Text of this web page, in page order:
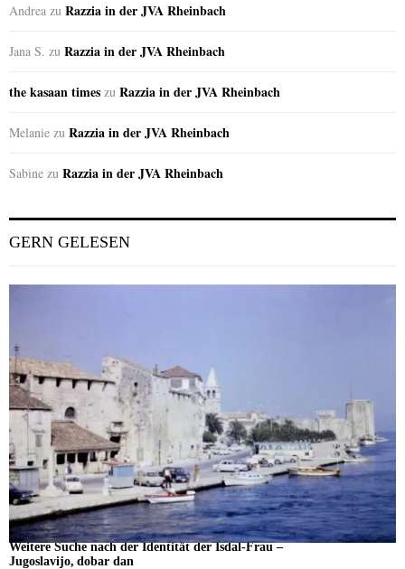
Andrea zu Razzia in der JVA Rheinbach
Jana S. zu Razzia in der JVA Rheinbach
the kasaan times zu Razzia in der JVA Rheinbach
Melanie zu Razzia in der JVA Rheinbach
Sabine zu Razzia in der JVA Rheinbach
GERN GELESEN
Weitere Suche nach der Identität der Isdal-Frau –
Jugoslavijo, dobar dan